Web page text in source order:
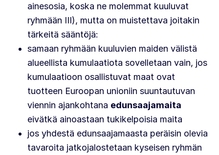
ainesosia, koska ne molemmat kuuluvat
ryhmään III), mutta on muistettava joitakin
tärkeitä sääntöjä:
samaan ryhmään kuuluvien maiden välistä
alueellista kumulaatiota sovelletaan vain, jos
kumulaatioon osallistuvat maat ovat
tuotteen Euroopan unioniin suuntautuvan
viennin ajankohtana edunsaajamaita
eivätkä ainoastaan tukikelpoisia maita
jos yhdestä edunsaajamaasta peräisin olevia
tavaroita jatkojalostetaan kyseisen ryhmän